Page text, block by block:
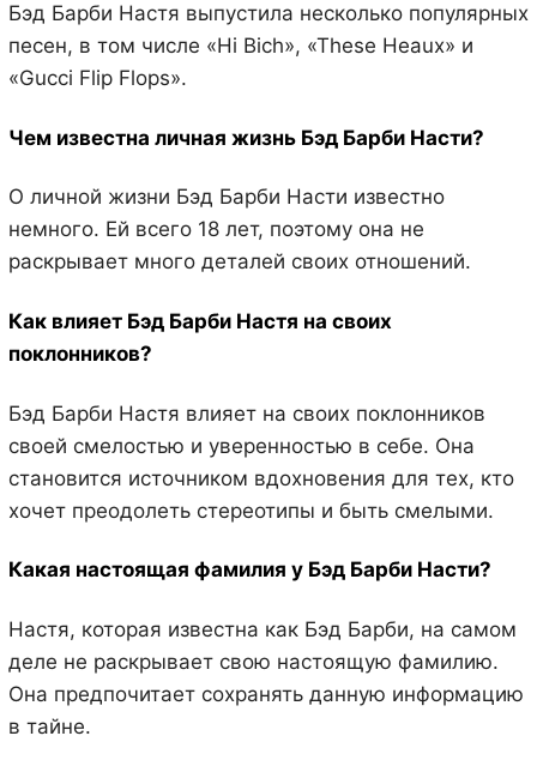
Бэд Барби Настя выпустила несколько популярных
песен, в том числе «Hi Bich», «These Heaux» и
«Gucci Flip Flops».
Чем известна личная жизнь Бэд Барби Насти?
О личной жизни Бэд Барби Насти известно
немного. Ей всего 18 лет, поэтому она не
раскрывает много деталей своих отношений.
Как влияет Бэд Барби Настя на своих
поклонников?
Бэд Барби Настя влияет на своих поклонников
своей смелостью и уверенностью в себе. Она
становится источником вдохновения для тех, кто
хочет преодолеть стереотипы и быть смелыми.
Какая настоящая фамилия у Бэд Барби Насти?
Настя, которая известна как Бэд Барби, на самом
деле не раскрывает свою настоящую фамилию.
Она предпочитает сохранять данную информацию
в тайне.